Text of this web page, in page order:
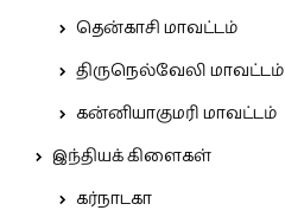
தென்காசி மாவட்டம்
திருநெல்வேலி மாவட்டம்
கன்னியாகுமரி மாவட்டம்
இந்தியக் கிளைகள்
கர்நாடகா